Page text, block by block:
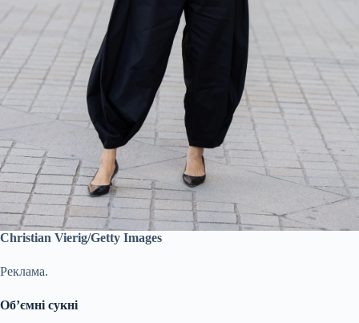
Christian Vierig/Getty Images
Реклама.
Об’ємні сукні